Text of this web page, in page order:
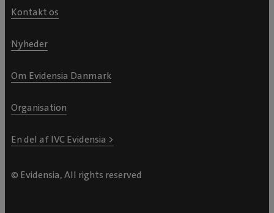
Kontakt os
Nyheder
Om Evidensia Danmark
Organisation
En del af IVC Evidensia >
© Evidensia, All rights reserved